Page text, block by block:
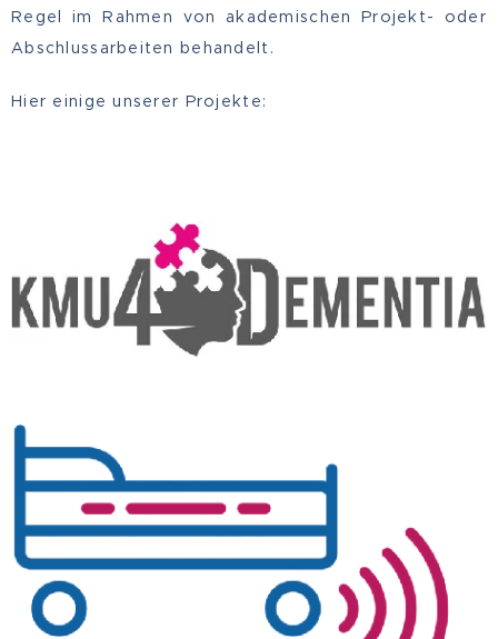
Regel im Rahmen von akademischen Projekt- oder
Abschlussarbeiten behandelt.
Hier einige unserer Projekte: